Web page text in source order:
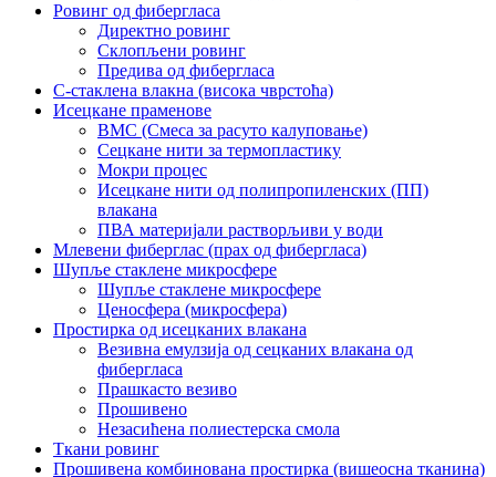
Ровинг од фибергласа
Директно ровинг
Склопљени ровинг
Предива од фибергласа
С-стаклена влакна (висока чврстоћа)
Исецкане праменове
BMC (Смеса за расуто калуповање)
Сецкане нити за термопластику
Мокри процес
Исецкане нити од полипропиленских (ПП)
влакана
ПВА материјали растворљиви у води
Млевени фиберглас (прах од фибергласа)
Шупље стаклене микросфере
Шупље стаклене микросфере
Ценосфера (микросфера)
Простирка од исецканих влакана
Везивна емулзија од сецканих влакана од
фибергласа
Прашкасто везиво
Прошивено
Незасићена полиестерска смола
Ткани ровинг
Прошивена комбинована простирка (вишеосна тканина)